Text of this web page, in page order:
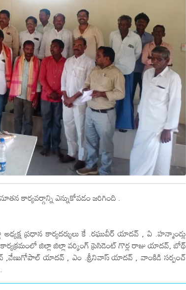
కార్యవర్గాన్ని ఎన్నుకోవడం జరిగింది .
ప్రధాన కార్యదర్శులు కే .రఘువీర్ యాదవ్ , ఏ .హన్మాండ్లు
జిల్లా జిల్లా వర్కింగ్ ప్రెసిడెంట్ గొర్ల రాజు యాదవ్, బోథ్
,వేణుగోపాల్ యాదవ్ , ఎం .శ్రీనివాస్ యాదవ్ , వాంకిడి సర్పంచ్